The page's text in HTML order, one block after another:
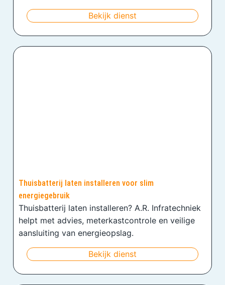
Bekijk dienst
Thuisbatterij laten installeren voor slim
energiegebruik
Thuisbatterij laten installeren? A.R. Infratechniek
helpt met advies, meterkastcontrole en veilige
aansluiting van energieopslag.
Bekijk dienst